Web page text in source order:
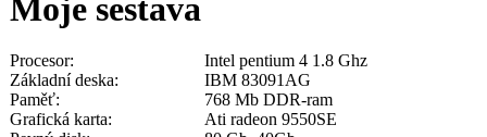
Moje sestava
Procesor:
Intel pentium 4 1.8 Ghz
Základní deska:
IBM 83091AG
Paměť:
768 Mb DDR-ram
Grafická karta:
Ati radeon 9550SE